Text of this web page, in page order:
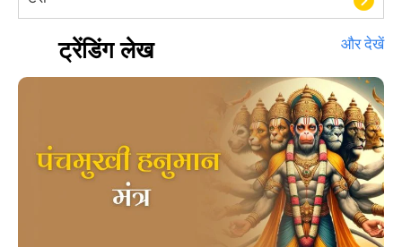
हस्तरेखा शास्त्र
बॉलीवुड
खेल
ट्रेंडिंग लेख और देखें